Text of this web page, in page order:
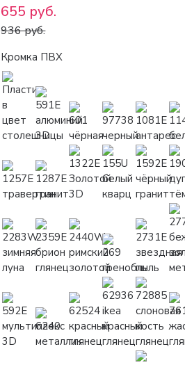
655 руб.
936 руб.
Кромка ПВХ